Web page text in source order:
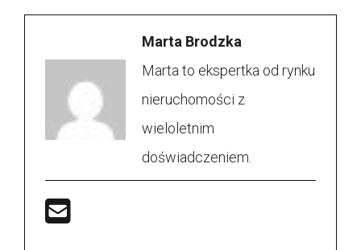
Marta Brodzka
Marta to ekspertka od rynku
nieruchomości z
wieloletnim
doświadczeniem.